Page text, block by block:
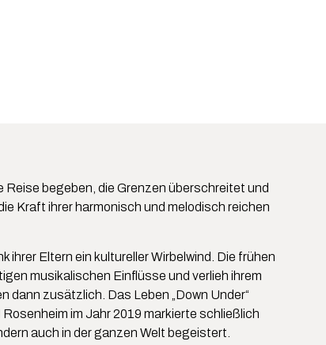
begeben, die Grenzen überschreitet und
Kraft ihrer harmonisch und melodisch reichen
ihrer Eltern ein kultureller Wirbelwind. Die frühen
musikalischen Einflüsse und verlieh ihrem
zusätzlich. Das Leben „Down Under“
im Jahr 2019 markierte schließlich
auch in der ganzen Welt begeistert.